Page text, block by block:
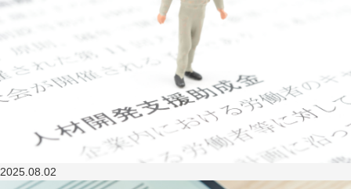
2025.08.02